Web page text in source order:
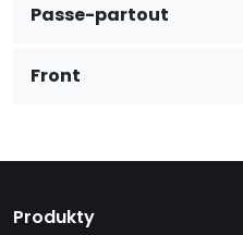
Passe-partout
Front
Produkty